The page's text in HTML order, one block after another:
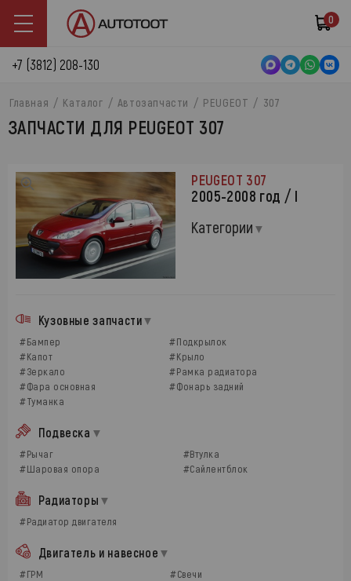
0
+7 (3812) 208-130
Главная Каталог Автозапчасти PEUGEOT 307
ЗАПЧАСТИ ДЛЯ PEUGEOT 307
PEUGEOT 307
2005-2008 год / I
Категории
Кузовные запчасти
#Бампер
#Подкрылок
#Капот
#Крыло
#Зеркало
#Рамка радиатора
#Фара основная
#Фонарь задний
#Туманка
Подвеска
#Рычаг
#Втулка
#Шаровая опора
#Сайлентблок
Радиаторы
#Радиатор двигателя
Двигатель и навесное
#ГРМ
#Свечи